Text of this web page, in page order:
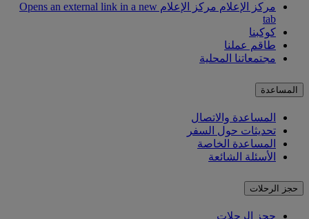
مركز الإعلام
مركز الإعلام Opens an external link in a new
tab
كوكبنا
طاقم عملنا
مجتمعاتنا المحلية
المساعدة
المساعدة والاتصال
تحديثات حول السفر
المساعدة الخاصة
الأسئلة الشائعة
حجز الرحلات
حجز الرحلات